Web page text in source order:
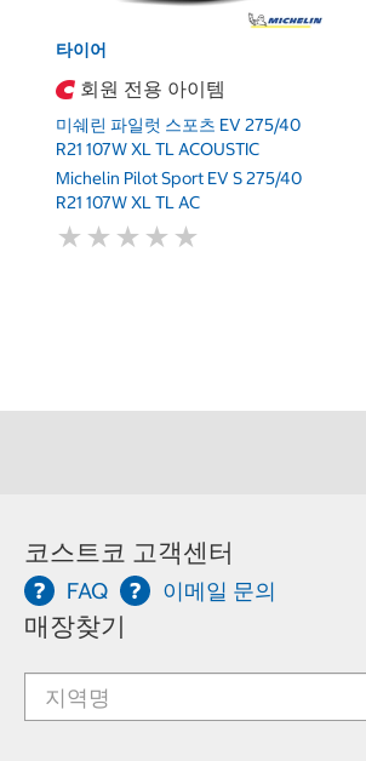
타이어
회원 전용 아이템
미쉐린 파일럿 스포츠 EV 275/40
R21 107W XL TL ACOUSTIC
Michelin Pilot Sport EV S 275/40
R21 107W XL TL AC
★ ★ ★ ★ ★
★ ★ ★ ★ ★
코스트코 고객센터
FAQ 이메일 문의
매장찾기